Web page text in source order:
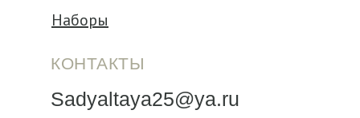
Наборы
Sadyaltaya25@ya.ru
КОНТАКТЫ